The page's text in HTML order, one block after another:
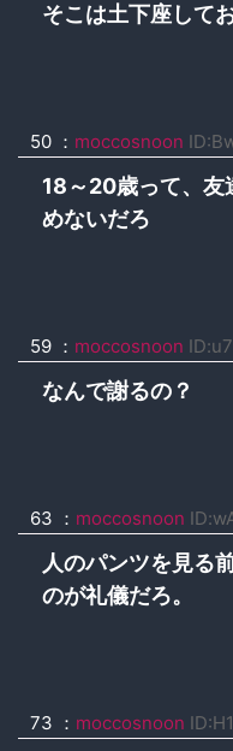
そこは土下座して
50 ： moccosnoon
18～20歳って、友
めないだろ
59 ： moccosnoon
なんで謝るの？
63 ： moccosnoon
人のパンツを見る
のが礼儀だろ。
73 ： moccosnoon